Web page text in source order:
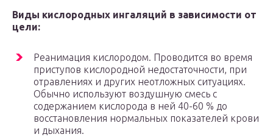
Виды кислородных ингаляций в зависимости от
цели:
Реанимация кислородом. Проводится во время
приступов кислородной недостаточности, при
отравлениях и других неотложных ситуациях.
Обычно используют воздушную смесь с
содержанием кислорода в ней 40-60 % до
восстановления нормальных показателей крови
и дыхания.